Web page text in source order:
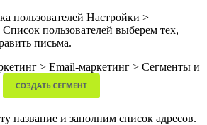
пользователей Настройки >
пользователей выберем тех,
письма.
> Email-маркетинг > Сегменты и
название и заполним список адресов.